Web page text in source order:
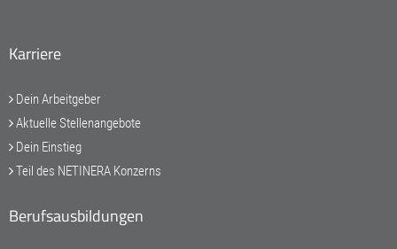
Karriere
Dein Arbeitgeber
Aktuelle Stellenangebote
Dein Einstieg
Teil des NETINERA Konzerns
Berufsausbildungen